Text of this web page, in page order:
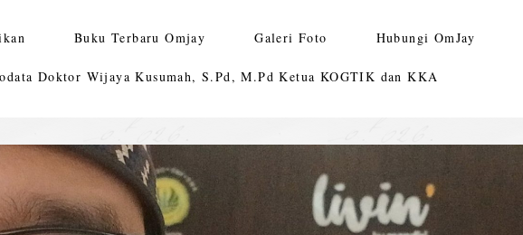
Buku Terbaru Omjay Galeri Foto Hubungi OmJay
Doktor Wijaya Kusumah, S.Pd, M.Pd Ketua KOGTIK dan KKA